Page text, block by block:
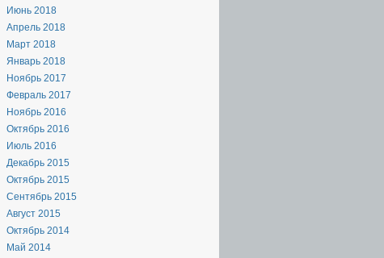
xml.weather.yahoo.com/ns/rss/1.0"
Июнь 2018
Апрель 2018
Март 2018
Январь 2018
Ноябрь 2017
Февраль 2017
Ноябрь 2016
Октябрь 2016
Июль 2016
Декабрь 2015
Октябрь 2015
Сентябрь 2015
Август 2015
Октябрь 2014
Май 2014